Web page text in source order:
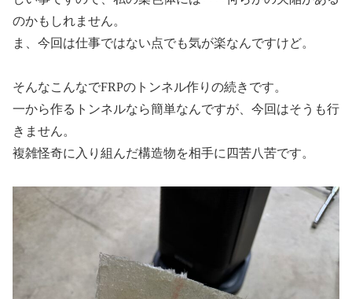
のかもしれません。
ま、今回は仕事ではない点でも気が楽なんですけど。
そんなこんなでFRPのトンネル作りの続きです。
一から作るトンネルなら簡単なんですが、今回はそうも行
きません。
複雑怪奇に入り組んだ構造物を相手に四苦八苦です。